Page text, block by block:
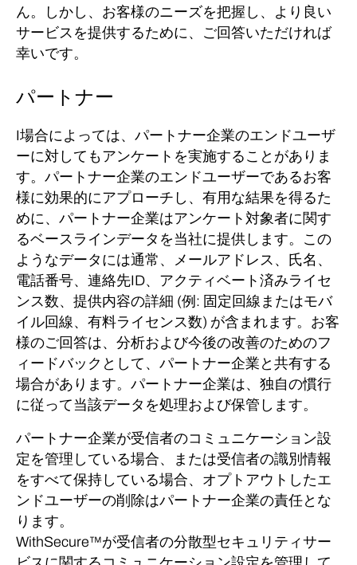
ん。
しかし、お客様のニーズを把握し、より良い
サービスを提供するために、ご回答いただければ
幸いです。
パートナー
I場合によっては、パートナー企業のエンドユーザ
ーに対してもアンケートを実施することがありま
す。 パートナー企業のエンドユーザーであるお客
様に効果的にアプローチし、有用な結果を得るた
めに、パートナー企業はアンケート対象者に関す
るベースラインデータを当社に提供します。 この
ようなデータには通常、メールアドレス、氏名、
電話番号、連絡先ID、アクティベート済みライセ
ンス数、提供内容の詳細 (例: 固定回線またはモバ
イル回線、有料ライセンス数) が含まれます。 お客
様のご回答は、分析および今後の改善のためのフ
ィードバックとして、パートナー企業と共有する
場合があります。 パートナー企業は、独自の慣行
に従って当該データを処理および保管します。
パートナー企業が受信者のコミュニケーション設
定を管理している場合、または受信者の識別情報
をすべて保持している場合、オプトアウトしたエ
ンドユーザーの削除はパートナー企業の責任とな
ります。
WithSecure™が受信者の分散型セキュリティサー